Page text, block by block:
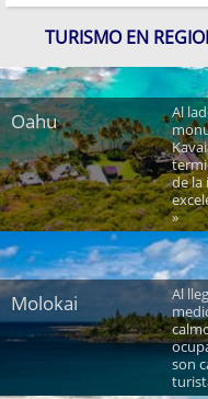
TURISMO EN
Oahu
Al
de la
»
Molokai
Al
son